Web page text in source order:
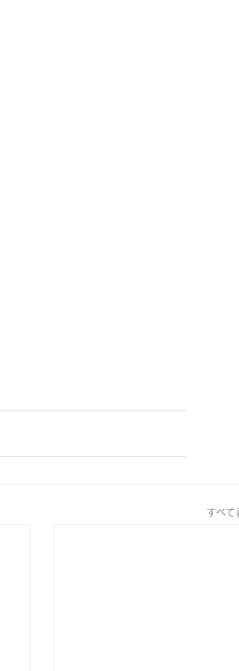
すべて